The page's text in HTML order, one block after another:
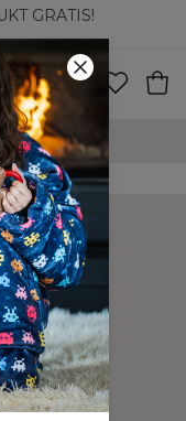
GRATIS!
I DO PACZKOMATÓW